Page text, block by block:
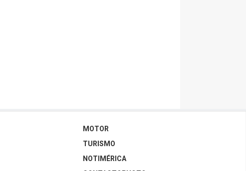
MOTOR
TURISMO
NOTIMÉRICA